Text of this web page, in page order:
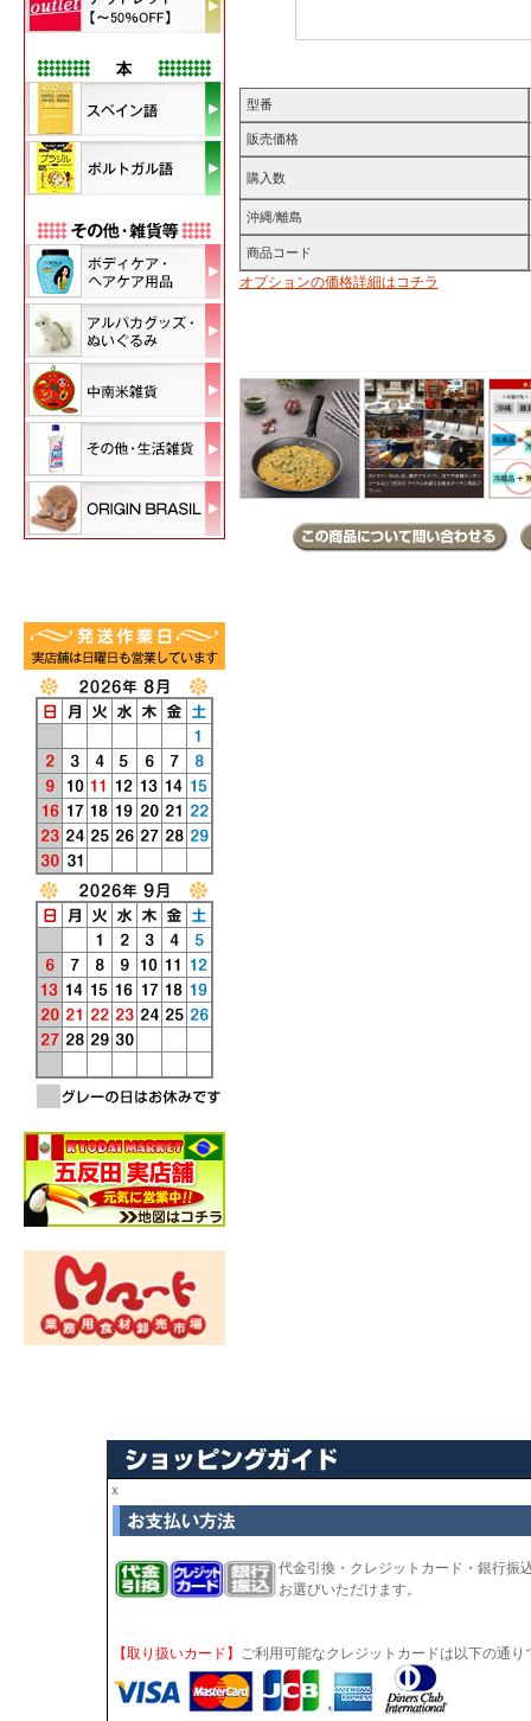
型番
販売価格
購入数
沖縄/離島
商品コード
オプションの価格詳細はコチラ
ｘ
代金引換・クレジットカード・銀行振
お選びいただけます。
【取り扱いカード】 ご利用可能なクレジットカードは以下の通り